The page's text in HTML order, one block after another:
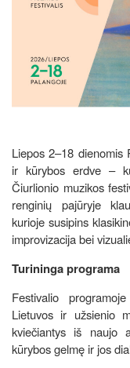
Liepos 2–18 dienomis
ir kūrybos erdve –
Čiurlionio muzikos
renginių pajūryje
kurioje susipins
improvizacija bei
Turininga programa
Festivalio
Lietuvos ir užsienio
kviečiantys iš naujo
kūrybos gelmę ir jos